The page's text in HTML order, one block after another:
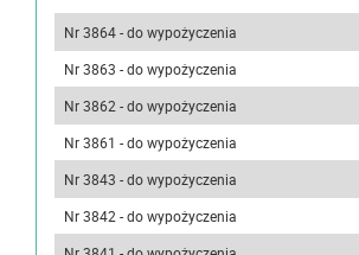
Nr 3864 - do wypożyczenia
Nr 3863 - do wypożyczenia
Nr 3862 - do wypożyczenia
Nr 3861 - do wypożyczenia
Nr 3843 - do wypożyczenia
Nr 3842 - do wypożyczenia